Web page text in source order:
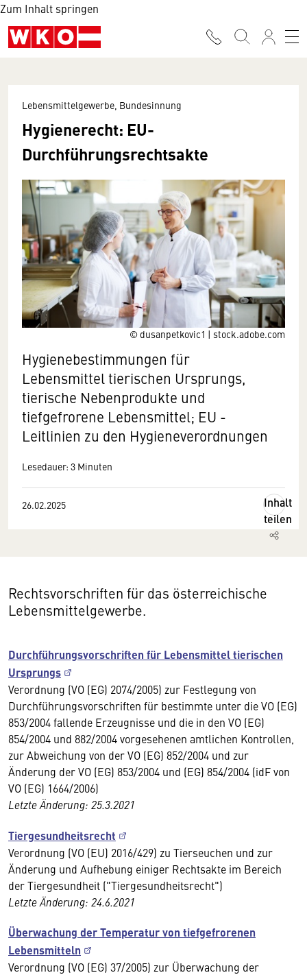
Zum Inhalt springen
© dusanpetkovic1 | stock.adobe.com
Lebensmittelgewerbe, Bundesinnung
Hygienerecht: EU-
Durchführungsrechtsakte
Hygienebestimmungen für
Lebensmittel tierischen Ursprungs,
tierische Nebenprodukte und
tiefgefrorene Lebensmittel; EU -
Leitlinien zu den Hygieneverordnungen
Lesedauer: 3 Minuten
26.02.2025
Inhalt
teilen
Rechtsvorschriften für das österreichische
Lebensmittelgewerbe.
Durchführungsvorschriften für Lebensmittel tierischen
Ursprungs
Verordnung (VO (EG) 2074/2005) zur Festlegung von
Durchführungsvorschriften für bestimmte unter die VO (EG)
853/2004 fallende Erzeugnisse und die in den VO (EG)
854/2004 und 882/2004 vorgesehenen amtlichen Kontrollen,
zur Abweichung von der VO (EG) 852/2004 und zur
Änderung der VO (EG) 853/2004 und (EG) 854/2004 (idF von
VO (EG) 1664/2006)
Letzte Änderung: 25.3.2021
Tiergesundheitsrecht
Verordnung (VO (EU) 2016/429) zu Tierseuchen und zur
Änderung und Aufhebung einiger Rechtsakte im Bereich
der Tiergesundheit ("Tiergesundheitsrecht")
Letzte Änderung: 24.6.2021
Überwachung der Temperatur von tiefgefrorenen
Lebensmitteln
Verordnung (VO (EG) 37/2005) zur Überwachung der